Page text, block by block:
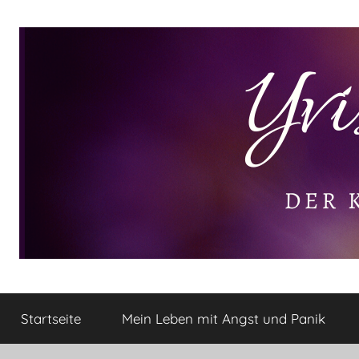
Yvis
Lifestyle
kleine
Lifestyle
Startseite Mein Leben mit Angst und Panik